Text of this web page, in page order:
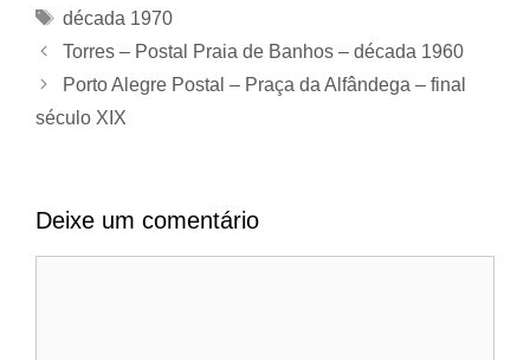
Tags
década 1970
Torres – Postal Praia de Banhos – década 1960
Porto Alegre Postal – Praça da Alfândega – final
século XIX
Deixe um comentário